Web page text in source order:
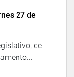
27 de
de